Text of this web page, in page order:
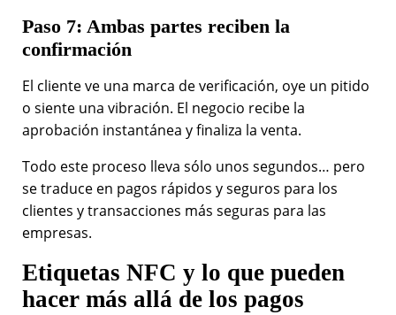
Paso 7: Ambas partes reciben la
confirmación
El cliente ve una marca de verificación, oye un pitido
o siente una vibración. El negocio recibe la
aprobación instantánea y finaliza la venta.
Todo este proceso lleva sólo unos segundos… pero
se traduce en pagos rápidos y seguros para los
clientes y transacciones más seguras para las
empresas.
Etiquetas NFC y lo que pueden
hacer más allá de los pagos